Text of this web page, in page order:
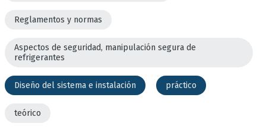
Reglamentos y normas
Aspectos de seguridad, manipulación segura de
refrigerantes
Diseño del sistema e instalación práctico
teórico